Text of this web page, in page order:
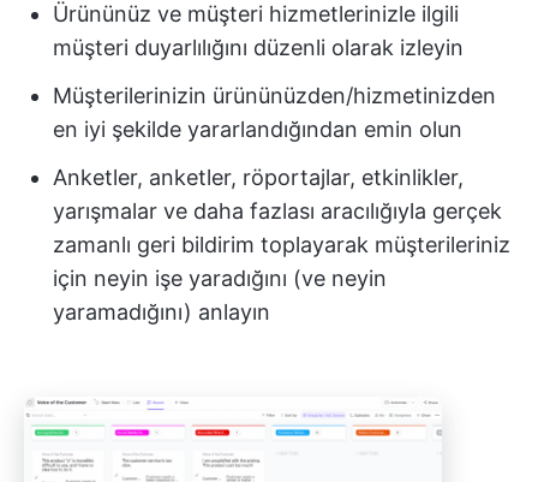
Ürününüz ve müşteri hizmetlerinizle ilgili
müşteri duyarlılığını düzenli olarak izleyin
Müşterilerinizin ürününüzden/hizmetinizden
en iyi şekilde yararlandığından emin olun
Anketler, anketler, röportajlar, etkinlikler,
yarışmalar ve daha fazlası aracılığıyla gerçek
zamanlı geri bildirim toplayarak müşterileriniz
için neyin işe yaradığını (ve neyin
yaramadığını) anlayın